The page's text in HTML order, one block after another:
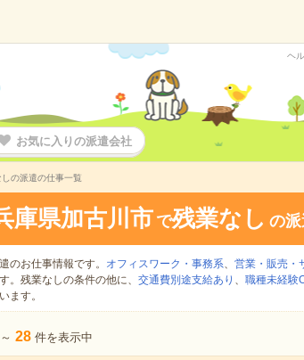
ヘ
お気に入りの派遣会社
の派遣の仕事一覧
庫県加古川市 で残業なし の
のお仕事情報です。 オフィスワーク・事務系、 営業・販売・
。残業なしの条件の他に、 交通費別途支給あり 、 職種未経験
ます。
～ 28 件を表示中